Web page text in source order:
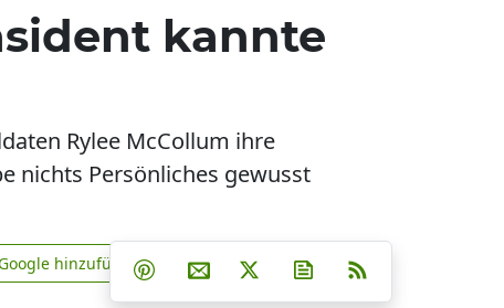
kannte
Rylee McCollum ihre
nichts Persönliches gewusst
news.de zu Google hinzufügen
hinzufügen Teilen auf Facebook
Teilen auf Whatsapp
Teilen auf Telegram
Teilen auf Pinterest
Per E-Mail teilen
Post auf XNewsletter